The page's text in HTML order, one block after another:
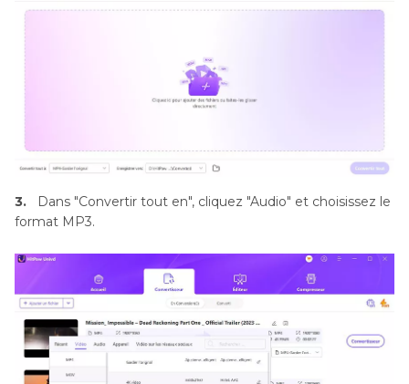
3.
Dans "Convertir tout en", cliquez "Audio" et choisissez le
format MP3.